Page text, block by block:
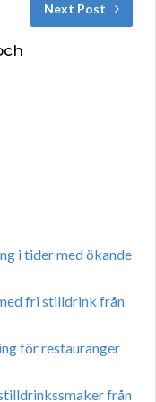
Next Post
i tider med ökande
fri stilldrink från
för restauranger
från